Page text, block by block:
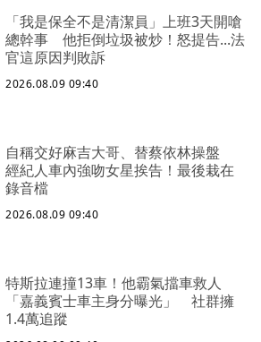
「我是保全不是清潔員」上班3天開嗆
總幹事 他拒倒垃圾被炒！怒提告...法
官這原因判敗訴
2026.08.09 09:40
自稱交好麻吉大哥、替蔡依林操盤
經紀人車內強吻女星挨告！最後栽在
錄音檔
2026.08.09 09:40
特斯拉連撞13車！他霸氣擋車救人
「嘉義賓士車主身分曝光」 社群擁
1.4萬追蹤